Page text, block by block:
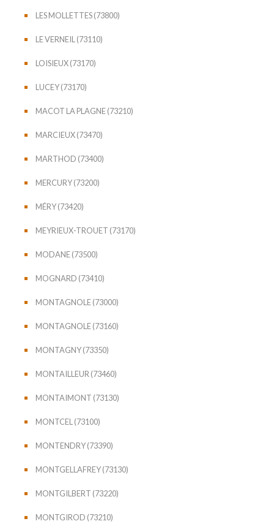
LES MOLLETTES (73800)
LE VERNEIL (73110)
LOISIEUX (73170)
LUCEY (73170)
MACOT LA PLAGNE (73210)
MARCIEUX (73470)
MARTHOD (73400)
MERCURY (73200)
MÉRY (73420)
MEYRIEUX-TROUET (73170)
MODANE (73500)
MOGNARD (73410)
MONTAGNOLE (73000)
MONTAGNOLE (73160)
MONTAGNY (73350)
MONTAILLEUR (73460)
MONTAIMONT (73130)
MONTCEL (73100)
MONTENDRY (73390)
MONTGELLAFREY (73130)
MONTGILBERT (73220)
MONTGIROD (73210)